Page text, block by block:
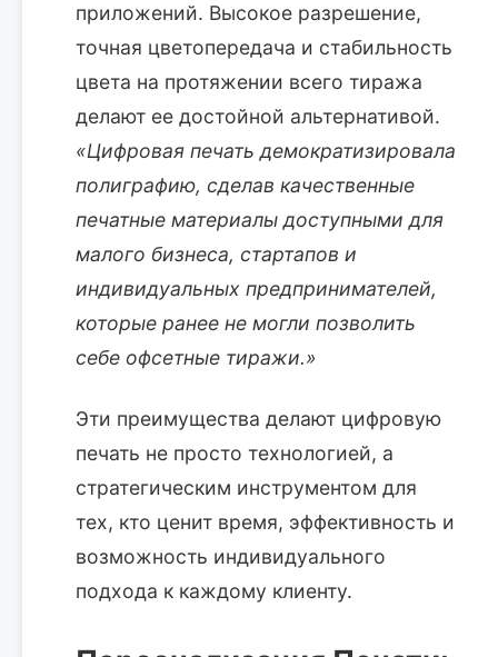
приложений. Высокое разрешение,
точная цветопередача и стабильность
цвета на протяжении всего тиража
делают ее достойной альтернативой.
«Цифровая печать демократизировала
полиграфию, сделав качественные
печатные материалы доступными для
малого бизнеса, стартапов и
индивидуальных предпринимателей,
которые ранее не могли позволить
себе офсетные тиражи.»
Эти преимущества делают цифровую
печать не просто технологией, а
стратегическим инструментом для
тех, кто ценит время, эффективность и
возможность индивидуального
подхода к каждому клиенту.